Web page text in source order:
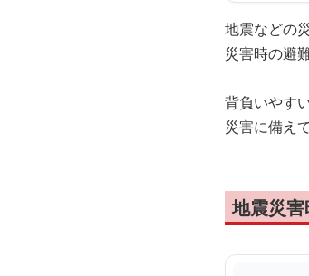
地震などの
災害時の避
背負いやす
災害に備え
地震災